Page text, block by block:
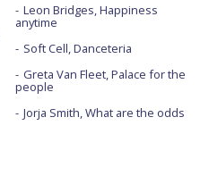
Leon Bridges, Happiness
anytime
Soft Cell, Danceteria
Greta Van Fleet, Palace for the
people
Jorja Smith, What are the odds